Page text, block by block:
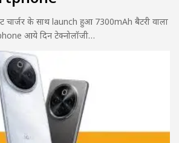
चार्जर के साथ launch हुआ 7300mAh बैटरी वाला
आये दिन टेक्नोलॉजी…